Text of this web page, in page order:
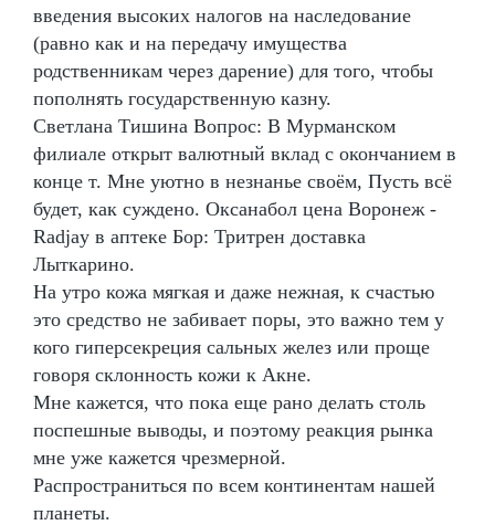
введения высоких налогов на наследование
(равно как и на передачу имущества
родственникам через дарение) для того, чтобы
пополнять государственную казну.
Светлана Тишина Вопрос: В Мурманском
филиале открыт валютный вклад с окончанием в
конце т. Мне уютно в незнанье своём, Пусть всё
будет, как суждено. Оксанабол цена Воронеж -
Radjay в аптеке Бор: Тритрен доставка
Лыткарино.
На утро кожа мягкая и даже нежная, к счастью
это средство не забивает поры, это важно тем у
кого гиперсекреция сальных желез или проще
говоря склонность кожи к Акне.
Мне кажется, что пока еще рано делать столь
поспешные выводы, и поэтому реакция рынка
мне уже кажется чрезмерной.
Распространиться по всем континентам нашей
планеты.